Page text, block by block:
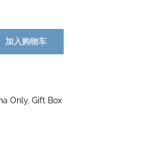
加入购物车
Only, Gift Box